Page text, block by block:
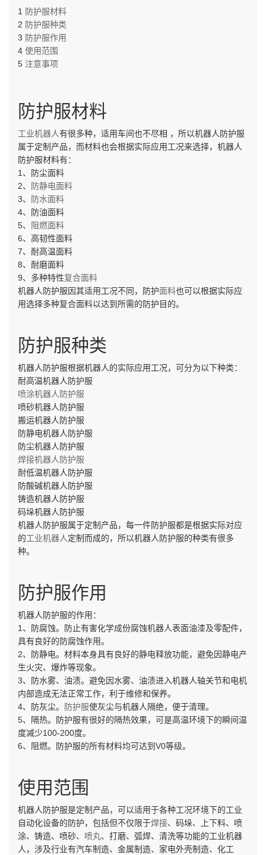
1 防护服材料
2 防护服种类
3 防护服作用
4 使用范围
5 注意事项
防护服材料
工业机器人有很多种，适用车间也不尽相 ，所以机器人防护服
属于定制产品，而材料也会根据实际应用工况来选择，机器人
防护服材料有：
1、防尘面料
2、
防静电面料
3、
防水面料
4、防油面料
5、
阻燃面料
6、高韧性面料
7、耐高温面料
8、耐磨面料
9、多种特性复合面料
机器人防护服因其适用工况不同，防护面料也可以根据实际应
用选择多种复合面料以达到所需的防护目的。
防护服种类
机器人防护服根据机器人的实际应用工况，可分为以下种类：
耐高温机器人防护服
喷涂机器人防护服
喷砂机器人防护服
搬运机器人防护服
防静电机器人防护服
防尘机器人防护服
焊接机器人防护服
耐低温机器人防护服
防酸碱机器人防护服
铸造机器人防护服
码垛机器人防护服
机器人防护服属于定制产品，每一件防护服都是根据实际对应
的工业机器人定制而成的，所以机器人防护服的种类有很多
种。
防护服作用
机器人防护服的作用：
1、防腐蚀。防止有害化学成份腐蚀机器人表面油漆及零配件，
具有良好的防腐蚀作用。
2、防静电。材料本身具有良好的静电释放功能，避免因静电产
生火灾、爆炸等现象。
3、防水雾、油渍。避免因水雾、油渍进入机器人轴关节和电机
内部造成无法正常工作，利于维修和保养。
4、防灰尘。
防护服使灰尘与机器人隔绝，便于清理。
5、隔热。防护服有很好的隔热效果，可是高温环境下的瞬间温
度减少100-200度。
6、阻燃。防护服的所有材料均可达到V0等级。
使用范围
机器人防护服是定制产品，可以适用于各种工况环境下的工业
自动化设备的防护，包括但不仅限于焊接、码垛、上下料、喷
涂、铸造、喷砂、 喷丸、打磨、弧焊、清洗等功能的工业机器
人，涉及行业有汽车制造、金属制造、家电外壳制造、化工